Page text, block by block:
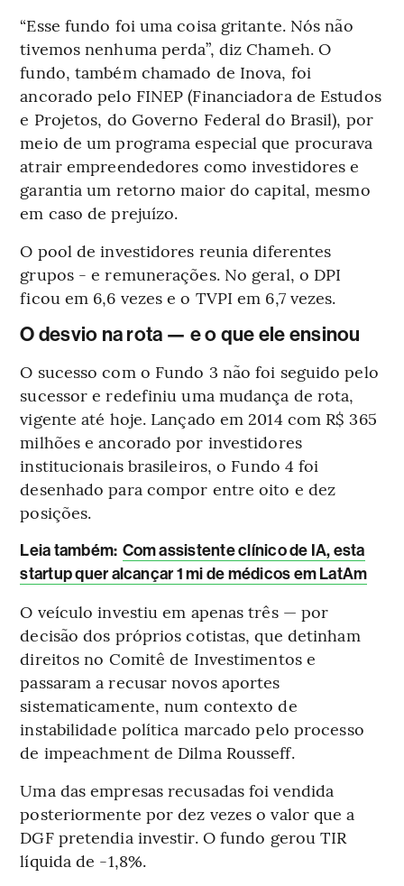
“Esse fundo foi uma coisa gritante. Nós não
tivemos nenhuma perda”, diz Chameh. O
fundo, também chamado de Inova, foi
ancorado pelo FINEP (Financiadora de Estudos
e Projetos, do Governo Federal do Brasil), por
meio de um programa especial que procurava
atrair empreendedores como investidores e
garantia um retorno maior do capital, mesmo
em caso de prejuízo.
O pool de investidores reunia diferentes
grupos - e remunerações. No geral, o DPI
ficou em 6,6 vezes e o TVPI em 6,7 vezes.
O desvio na rota — e o que ele ensinou
O sucesso com o Fundo 3 não foi seguido pelo
sucessor e redefiniu uma mudança de rota,
vigente até hoje. Lançado em 2014 com R$ 365
milhões e ancorado por investidores
institucionais brasileiros, o Fundo 4 foi
desenhado para compor entre oito e dez
posições.
Leia também: Com assistente clínico de IA, esta
startup quer alcançar 1 mi de médicos em LatAm
O veículo investiu em apenas três — por
decisão dos próprios cotistas, que detinham
direitos no Comitê de Investimentos e
passaram a recusar novos aportes
sistematicamente, num contexto de
instabilidade política marcado pelo processo
de impeachment de Dilma Rousseff.
Uma das empresas recusadas foi vendida
posteriormente por dez vezes o valor que a
DGF pretendia investir. O fundo gerou TIR
líquida de -1,8%.